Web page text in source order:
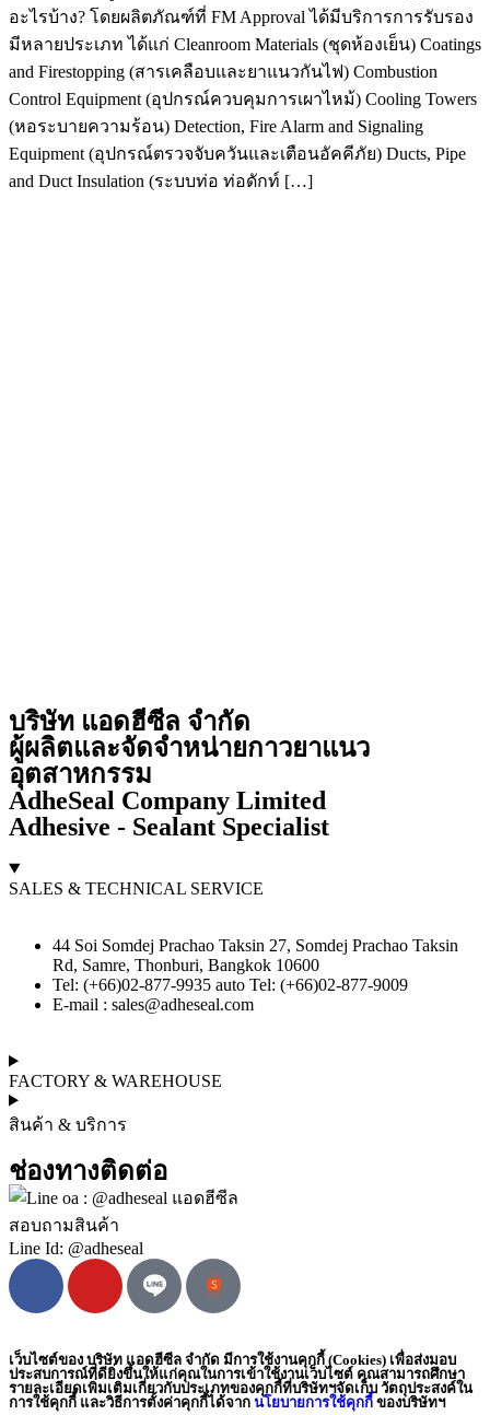
อะไรบ้าง? โดยผลิตภัณฑ์ที่ FM Approval ได้มีบริการการรับรอง
มีหลายประเภท ได้แก่ Cleanroom Materials (ชุดห้องเย็น) Coatings
and Firestopping (สารเคลือบและยาแนวกันไฟ) Combustion
Control Equipment (อุปกรณ์ควบคุมการเผาไหม้) Cooling Towers
(หอระบายความร้อน) Detection, Fire Alarm and Signaling
Equipment (อุปกรณ์ตรวจจับควันและเตือนอัคคีภัย) Ducts, Pipe
and Duct Insulation (ระบบท่อ ท่อดักท์ […]
บริษัท แอดฮีซีล จำกัด
ผู้ผลิตและจัดจำหน่ายกาวยาแนว
อุตสาหกรรม
AdheSeal Company Limited
Adhesive - Sealant Specialist
SALES & TECHNICAL SERVICE
44 Soi Somdej Prachao Taksin 27, Somdej Prachao Taksin
Rd, Samre, Thonburi, Bangkok 10600
Tel: (+66)02-877-9935 auto Tel: (+66)02-877-9009
E-mail : sales@adheseal.com
FACTORY & WAREHOUSE
สินค้า & บริการ
ช่องทางติดต่อ
สอบถามสินค้า
Line Id: @adheseal
เว็บไซต์ของ บริษัท แอดฮีซีล จำกัด มีการใช้งานคุกกี้ (Cookies) เพื่อส่งมอบ
ประสบการณ์ที่ดียิ่งขึ้นให้แก่คุณในการเข้าใช้งานเว็บไซต์ คุณสามารถศึกษา
รายละเอียดเพิ่มเติมเกี่ยวกับประเภทของคุกกี้ที่บริษัทฯจัดเก็บ วัตถุประสงค์ใน
การใช้คุกกี้ และวิธีการตั้งค่าคุกกี้ได้จาก นโยบายการใช้คุกกี้ ของบริษัทฯ